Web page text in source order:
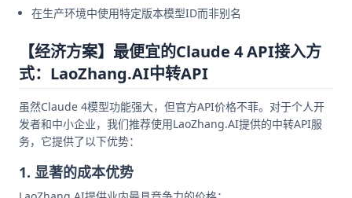
在生产环境中使用特定版本模型ID而非别名
【经济方案】最便宜的Claude 4 API接入方
式：LaoZhang.AI中转API
虽然Claude 4模型功能强大，但官方API价格不菲。对于个人开
发者和中小企业，我们推荐使用LaoZhang.AI提供的中转API服
务，它提供了以下优势：
1. 显著的成本优势